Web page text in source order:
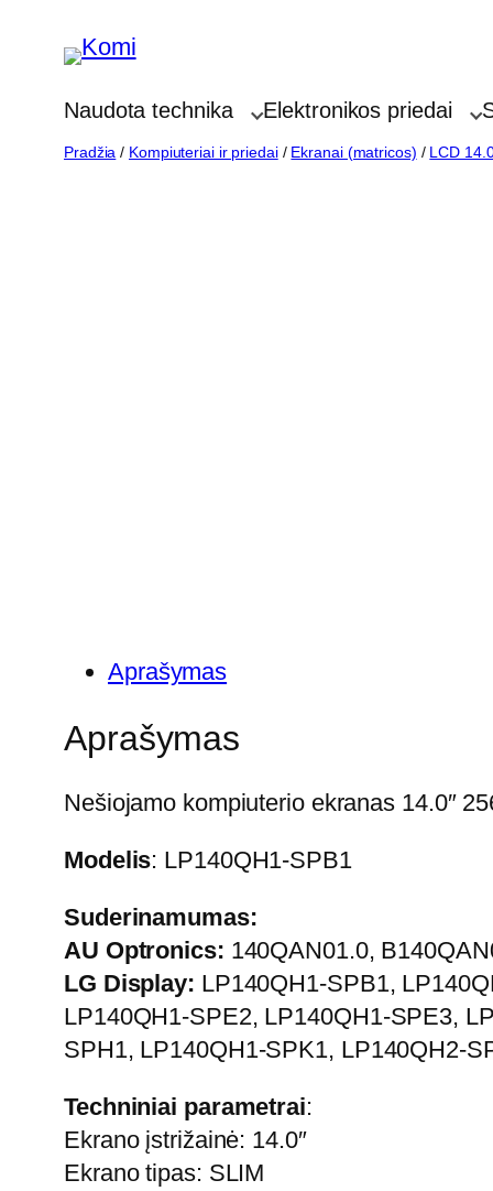
Naudota technika Elektronikos priedai
Pradžia / Kompiuteriai ir priedai/ Ekranai (matricos) / LCD
Aprašymas
Aprašymas
Nešiojamo kompiuterio ekranas 14.0″
Modelis: LP140QH1-SPB1
Suderinamumas:
AU Optronics: 140QAN01.0,
LG Display: LP140QH1-SPB1,
LP140QH1-SPE2, LP140QH1-SPE3,
SPH1, LP140QH1-SPK1, LP140QH2-
Techniniai parametrai:
Ekrano įstrižainė: 14.0″
Ekrano tipas: SLIM